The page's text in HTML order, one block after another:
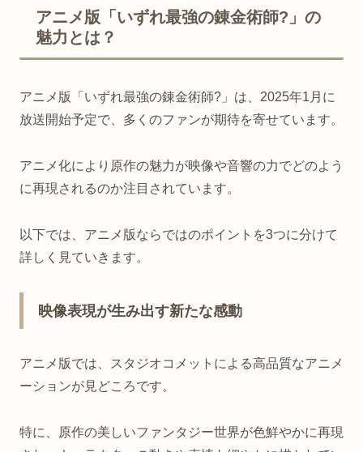
アニメ版「いずれ最強の錬金術師?」の
魅力とは？
アニメ版「いずれ最強の錬金術師?」は、2025年1月に
放送開始予定で、多くのファンが期待を寄せています。
アニメ化により原作の魅力が映像や音響の力でどのよう
に再現されるのか注目されています。
以下では、アニメ版ならではのポイントを3つに分けて
詳しく見ていきます。
映像表現が生み出す新たな感動
アニメ版では、スタジオコメットによる高品質なアニメ
ーションが見どころです。
特に、原作の美しいファンタジー世界が色鮮やかに再現